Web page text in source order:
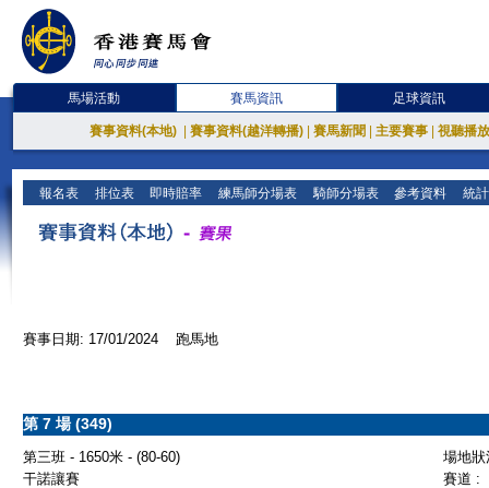
馬場活動 賽馬資訊 足球資訊
賽事資料(本地) 賽事資料(越洋轉播) 賽馬新聞 主要賽事 視聽播
報名表 排位表 即時賠率 練馬師分場表 騎師分場表 參考資料 統
賽事日期: 17/01/2024 跑馬地
第 7 場 (349)
第三班 - 1650米 - (80-60)
場地
干諾讓賽
賽道 :